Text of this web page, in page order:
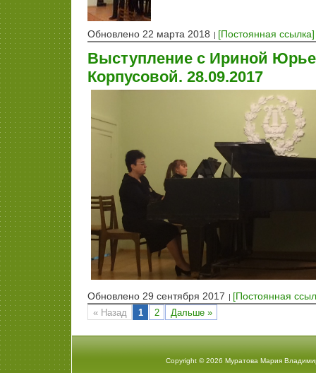
Обновлено 22 марта 2018 [Постоянная ссылка]
Выступление с Ириной
Корпусовой. 28.09.2017
Обновлено 29 сентября 2017
[Постоянная
« Назад
1 2 Дальше »
Copyright © 2026 Муратова Мария